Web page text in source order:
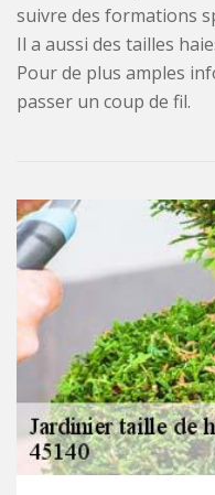
suivre des formations
Il a aussi des tailles
Pour de plus amples
passer un coup de fil.